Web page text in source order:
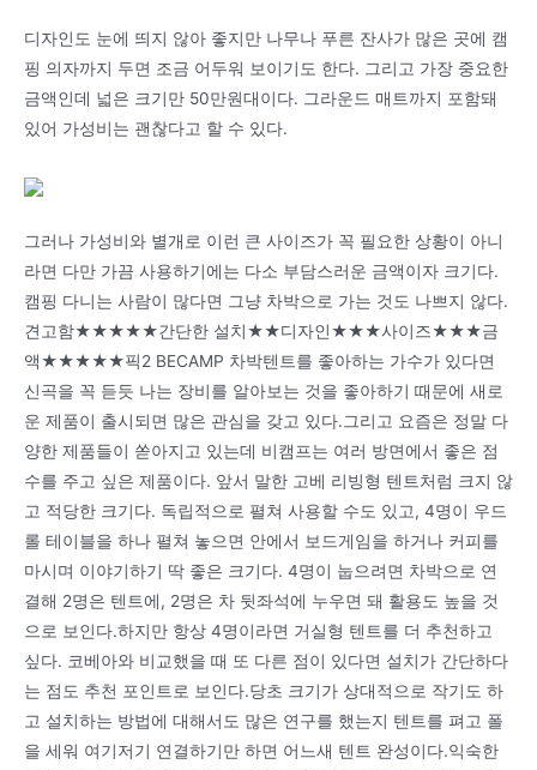
디자인도 눈에 띄지 않아 좋지만 나무나 푸른 잔사가 많은 곳에 캠
핑 의자까지 두면 조금 어두워 보이기도 한다. 그리고 가장 중요한
금액인데 넓은 크기만 50만원대이다. 그라운드 매트까지 포함돼
있어 가성비는 괜찮다고 할 수 있다.
그러나 가성비와 별개로 이런 큰 사이즈가 꼭 필요한 상황이 아니
라면 다만 가끔 사용하기에는 다소 부담스러운 금액이자 크기다.
캠핑 다니는 사람이 많다면 그냥 차박으로 가는 것도 나쁘지 않다.
견고함★★★★★간단한 설치★★디자인★★★사이즈★★★금
액★★★★★픽2 BECAMP 차박텐트를 좋아하는 가수가 있다면
신곡을 꼭 듣듯 나는 장비를 알아보는 것을 좋아하기 때문에 새로
운 제품이 출시되면 많은 관심을 갖고 있다.그리고 요즘은 정말 다
양한 제품들이 쏟아지고 있는데 비캠프는 여러 방면에서 좋은 점
수를 주고 싶은 제품이다. 앞서 말한 고베 리빙형 텐트처럼 크지 않
고 적당한 크기다. 독립적으로 펼쳐 사용할 수도 있고, 4명이 우드
롤 테이블을 하나 펼쳐 놓으면 안에서 보드게임을 하거나 커피를
마시며 이야기하기 딱 좋은 크기다. 4명이 눕으려면 차박으로 연
결해 2명은 텐트에, 2명은 차 뒷좌석에 누우면 돼 활용도 높을 것
으로 보인다.하지만 항상 4명이라면 거실형 텐트를 더 추천하고
싶다. 코베아와 비교했을 때 또 다른 점이 있다면 설치가 간단하다
는 점도 추천 포인트로 보인다.당초 크기가 상대적으로 작기도 하
고 설치하는 방법에 대해서도 많은 연구를 했는지 텐트를 펴고 폴
을 세워 여기저기 연결하기만 하면 어느새 텐트 완성이다.익숙한